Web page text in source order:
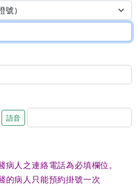
語音
病人之連絡電話為必填欄位。
的病人只能預約掛號一次